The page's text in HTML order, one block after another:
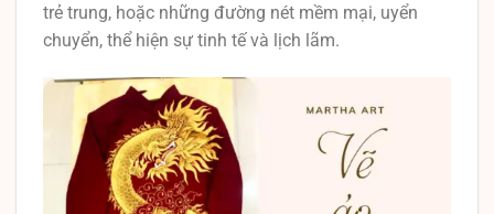
trẻ trung, hoặc những đường nét mềm mại, uyển
chuyển, thể hiện sự tinh tế và lịch lãm.